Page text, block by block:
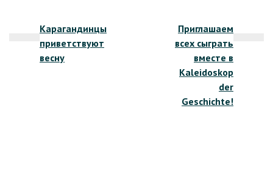
записям
Карагандинцы
приветствуют
весну
Приглашаем
всех сыграть
вместе в
Kaleidoskop
der
Geschichte!